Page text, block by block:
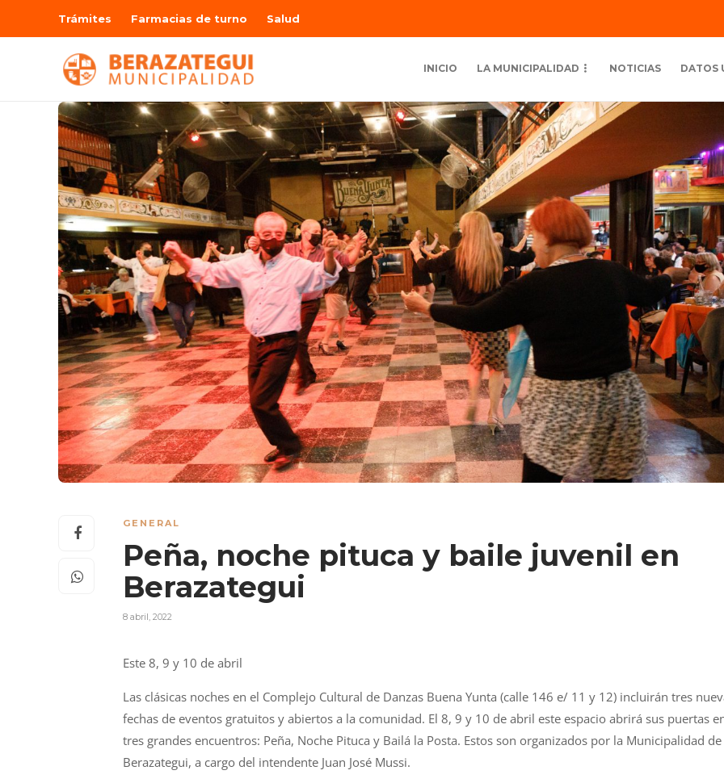
Trámites Farmacias de turno Salud
INICIO LA MUNICIPALIDAD NOTICIAS DATOS
GENERAL
Peña, noche pituca y baile juvenil en
Berazategui
8 abril, 2022
Este 8, 9 y 10 de abril
Las clásicas noches en el Complejo Cultural de Danzas Buena Yunta (calle 146 e/ 11 y 12) incluirán tres
fechas de eventos gratuitos y abiertos a la comunidad. El 8, 9 y 10 de abril este espacio abrirá sus puertas
tres grandes encuentros: Peña, Noche Pituca y Bailá la Posta. Estos son organizados por la Municipalidad de
Berazategui, a cargo del intendente Juan José Mussi.